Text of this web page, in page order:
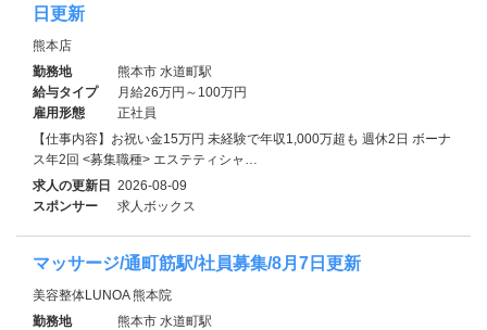
日更新
熊本店
勤務地
熊本市 水道町駅
給与タイプ
月給26万円～100万円
雇用形態
正社員
【仕事内容】お祝い金15万円 未経験で年収1,000万超も 週休2日 ボーナ
ス年2回 <募集職種> エステティシャ…
求人の更新日 2026-08-09
スポンサー
求人ボックス
マッサージ/通町筋駅/社員募集/8月7日更新
美容整体LUNOA 熊本院
勤務地
熊本市 水道町駅